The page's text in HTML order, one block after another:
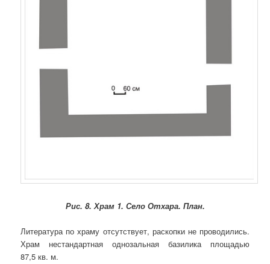
Рис. 8. Храм 1. Село Отхара. План.
Литература по храму отсутствует, раскопки не проводились.
Храм нестандартная однозальная базилика площадью
87,5 кв. м.